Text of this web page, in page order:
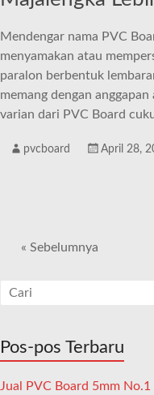
Mendengar nama PVC
menyamakan atau
paralon berbentuk
memang dengan
varian dari PVC Board
pvcboard April 28,
« Sebelumnya
Pos-pos Terbaru
Jual PVC Board 5mm No.1